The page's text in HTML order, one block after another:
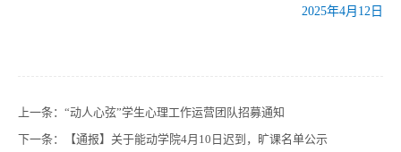
2025年4月 12 日
上一条： “动人心弦”学生心理工作运营团队招募通知
下一条：
【通报】关于能动学院4月10日迟到，旷课名单公示